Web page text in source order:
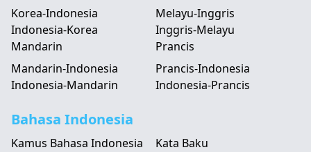
Korea-Indonesia
Indonesia-Korea
Melayu-Inggris
Inggris-Melayu
Mandarin
Mandarin-Indonesia
Indonesia-Mandarin
Prancis
Prancis-Indonesia
Indonesia-Prancis
Bahasa Indonesia
Kamus Bahasa Indonesia
Kata Baku